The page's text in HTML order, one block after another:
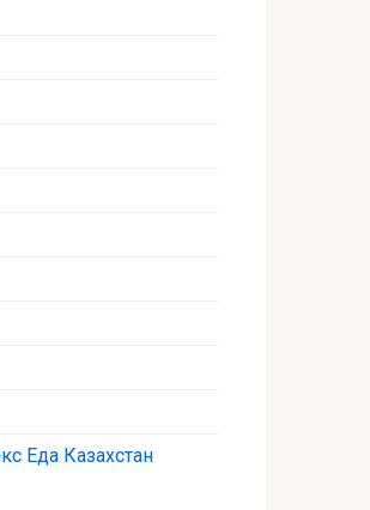
Еда Казахстан